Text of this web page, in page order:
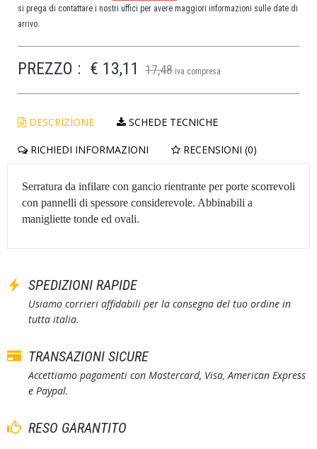
si prega di contattare i nostri uffici per avere maggiori informazioni sulle date di
arrivo.
PREZZO : € 13,11 17,48 iva compresa
DESCRIZIONE SCHEDE TECNICHE
RICHIEDI INFORMAZIONI RECENSIONI (0)
Serratura da infilare con gancio rientrante per porte scorrevoli
con pannelli di spessore considerevole. Abbinabili a
manigliette tonde ed ovali.
SPEDIZIONI RAPIDE
Usiamo corrieri affidabili per la consegna del tuo ordine in
tutta italia.
TRANSAZIONI SICURE
Accettiamo pagamenti con Mastercard, Visa, American Express
e Paypal.
RESO GARANTITO